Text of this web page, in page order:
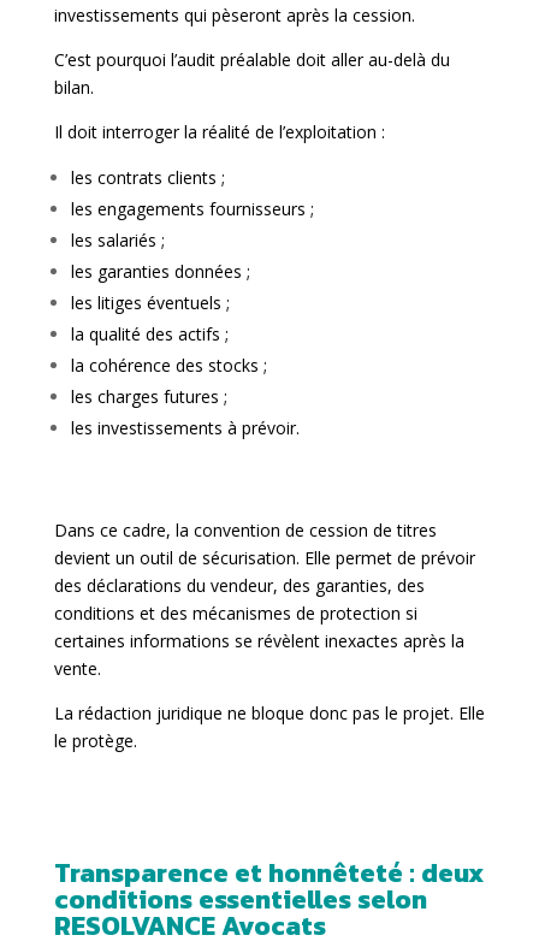
investissements qui pèseront après la cession.
C’est pourquoi l’audit préalable doit aller au-delà du
bilan.
Il doit interroger la réalité de l’exploitation :
les contrats clients ;
les engagements fournisseurs ;
les salariés ;
les garanties données ;
les litiges éventuels ;
la qualité des actifs ;
la cohérence des stocks ;
les charges futures ;
les investissements à prévoir.
Dans ce cadre, la convention de cession de titres
devient un outil de sécurisation. Elle permet de prévoir
des déclarations du vendeur, des garanties, des
conditions et des mécanismes de protection si
certaines informations se révèlent inexactes après la
vente.
La rédaction juridique ne bloque donc pas le projet. Elle
le protège.
Transparence et honnêteté : deux
conditions essentielles selon
RESOLVANCE Avocats